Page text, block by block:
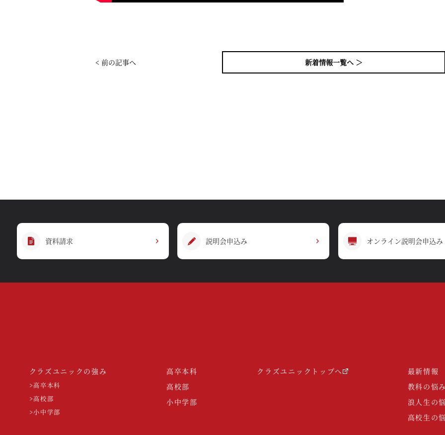
< 前の記事へ 新着情報一覧へ ＞
資料請求 説明会申込み オンライン説明会申込み
クラズユニックの強み
>高卒本科
>高校部
>小中学部
高卒本科
高校部
小中学部
クラズユニックトップへ
最新情報
教科の悩み
浪人生の
高校生の